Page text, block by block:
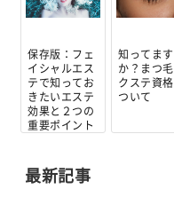
保存版：フェ
イシャルエス
テで知ってお
きたいエステ
効果と２つの
重要ポイント
知ってます
か？まつ
クステ資
ついて
最新記事